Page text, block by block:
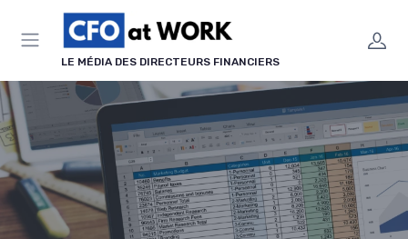
LE MÉDIA DES DIRECTEURS FINANCIERS
Panneau de gestion des cookies